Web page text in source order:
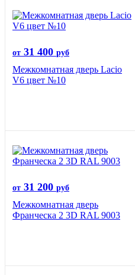
от 31 400 руб
Межкомнатная дверь Lacio
V6 цвет №10
от 31 200 руб
Межкомнатная дверь
Франческа 2 3D RAL 9003